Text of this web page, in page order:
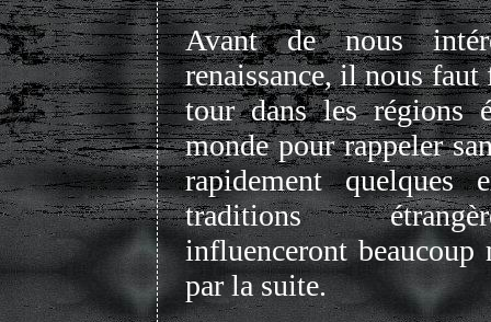
Avant de nous
renaissance, il nous
tour dans les régions
monde pour rappeler
rapidement quelques
traditions
influenceront beaucoup
par la suite.